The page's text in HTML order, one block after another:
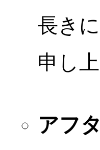
長き
申し
アフ